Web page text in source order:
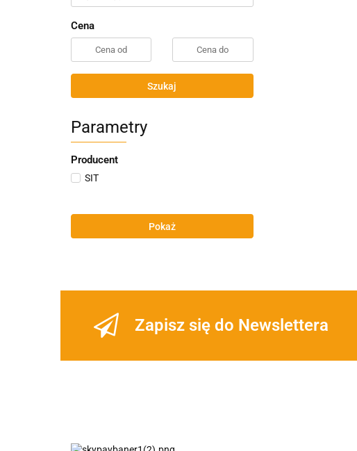
Cena
Szukaj
Parametry
Producent
SIT
Pokaż
Zapisz się do Newslettera